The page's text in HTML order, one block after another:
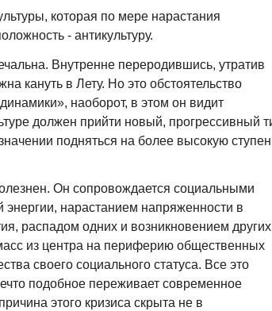
которая по мере нарастания
- антикультуру.
Внутренне переродившись, утратив
кануть в Лету. Но это обстоятельство
наоборот, в этом он видит
должен прийти новый, прогрессивный
подняться на более высокую
Он сопровождается социальными
нарастанием напряженности в
распадом одних и возникновением других
из центра на периферию общественных
своего социального статуса. Все это
подобное переживает современное
этого кризиса скрыта не в